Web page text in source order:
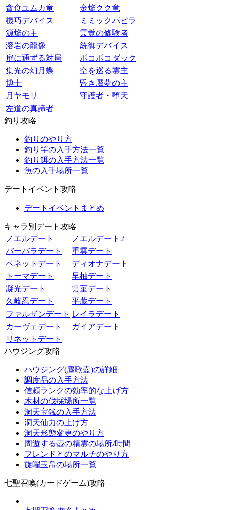
貪食ユムカ竜
金焔クク竜
機巧デバイス
ミミックパピラ
源焔の主
霊覚の修験者
溶岩の龍像
統御デバイス
扉に通ずる対局
ボコボコダック
集光の幻月蝶
空を巡る霊主
博士
昏き魘夢の主
月ヤモリ
守護者・堕天
左道の真諦者
釣り攻略
釣りのやり方
釣り竿の入手方法一覧
釣り餌の入手方法一覧
魚の入手場所一覧
デートイベント攻略
デートイベントまとめ
キャラ別デート攻略
ノエルデート
ノエルデート2
バーバラデート
重雲デート
ベネットデート
ディオナデート
トーマデート
早柚デート
凝光デート
雲菫デート
久岐忍デート
平蔵デート
ファルザンデート レイラデート
カーヴェデート
ガイアデート
リネットデート
ハウジング攻略
ハウジング(塵歌壺)の詳細
調度品の入手方法
信頼ランクの効率的な上げ方
木材の伐採場所一覧
洞天宝銭の入手方法
洞天仙力の上げ方
洞天形態変更のやり方
周遊する壺の精霊の場所/時間
フレンドとのマルチのやり方
旋曜玉帛の場所一覧
七聖召喚(カードゲーム)攻略